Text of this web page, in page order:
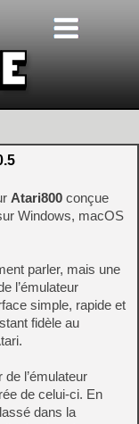
Atari800 conçue
Windows, macOS
parler, mais une
l’émulateur
simple, rapide et
fidèle au
l’émulateur
de celui-ci. En
dans la